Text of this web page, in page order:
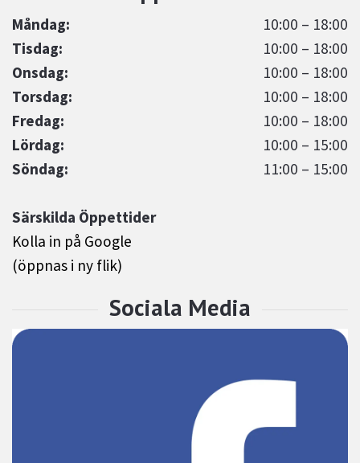
Måndag:
10:00 – 18:00
Tisdag:
10:00 – 18:00
Onsdag:
10:00 – 18:00
Torsdag:
10:00 – 18:00
Fredag:
10:00 – 18:00
Lördag:
10:00 – 15:00
Söndag:
11:00 – 15:00
Särskilda Öppettider
Kolla in på Google
(öppnas i ny flik)